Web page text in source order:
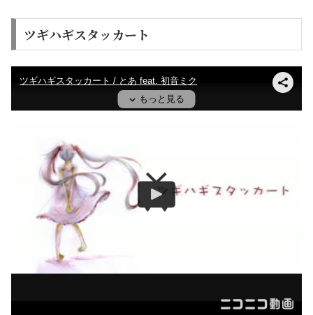
ツギハギスタッカート